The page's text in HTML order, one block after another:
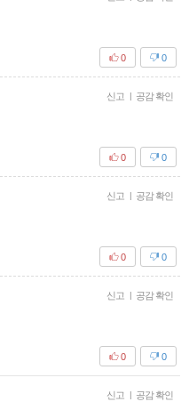
0
0
신고 공감 확인
0
0
신고 공감 확인
0
0
신고 공감 확인
0
0
신고 공감 확인